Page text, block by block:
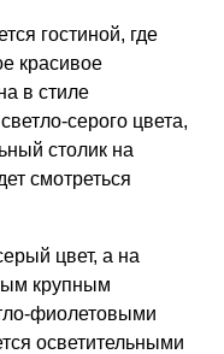
гостиной, где
красивое
в стиле
серого цвета,
столик на
смотреться
цвет, а на
крупным
фиолетовыми
осветительными